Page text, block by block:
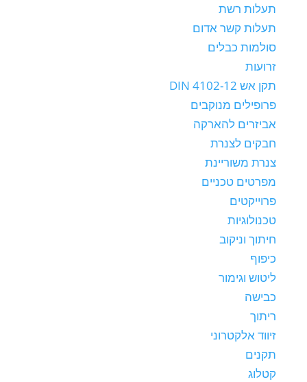
תעלות רשת
תעלות קשר אדום
סולמות כבלים
זרועות
תקן אש DIN 4102-12
פרופילים מנוקבים
אביזרים להארקה
חבקים לצנרת
צנרת משוריינת
מפרטים טכניים
פרוייקטים
טכנולוגיות
חיתוך וניקוב
כיפוף
ליטוש וגימור
כבישה
ריתוך
זיווד אלקטרוני
תקנים
קטלוג